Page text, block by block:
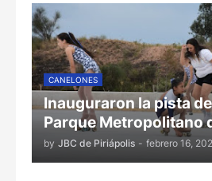
CANELONES
Inauguraron la pista
Parque Metropolitano
by JBC de Piriápolis - febrero 16,